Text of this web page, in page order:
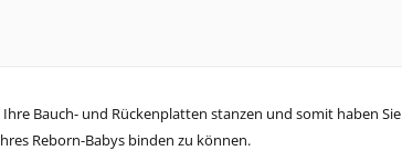
Ihre Bauch- und Rückenplatten stanzen und somit haben Sie
Reborn-Babys binden zu können.